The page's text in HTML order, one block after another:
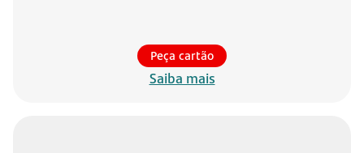
Peça cartão
Saiba mais